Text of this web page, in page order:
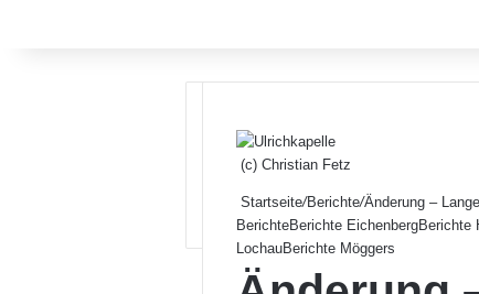
(c) Christian Fetz
Startseite/Berichte/Änderung –
BerichteBerichte EichenbergBerichte
LochauBerichte Möggers